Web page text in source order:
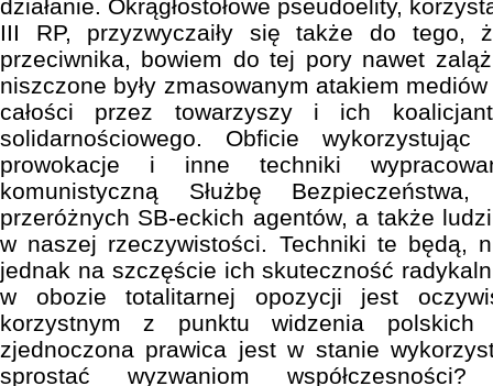
działanie. Okrągłostołowe pseudoelity,
III RP, przyzwyczaiły się także do tego,
przeciwnika, bowiem do tej pory nawet
niszczone były zmasowanym atakiem
całości przez towarzyszy i ich
solidarnościowego. Obficie
prowokacje i inne techniki
komunistyczną Służbę
przeróżnych SB-eckich agentów, a także
w naszej rzeczywistości. Techniki te będą,
jednak na szczęście ich skuteczność
w obozie totalitarnej opozycji jest
korzystnym z punktu widzenia polskich
zjednoczona prawica jest w stanie
sprostać wyzwaniom